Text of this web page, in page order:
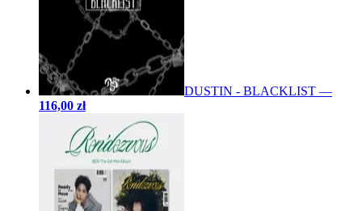
DUSTIN - BLACKLIST —
116,00 zł